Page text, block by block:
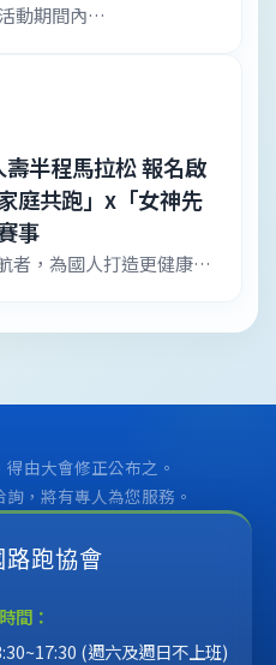
動期間內
FUN
面額）乙份。
半程馬拉松 報名啟
庭共跑」x「女神先
事
者，為國人打造更健康、
嶽名譽理事長等貴賓到
行等組別，更取得AIMS
事之一，邀請國人11月22
健康而跑。
由大會修正公布之。
，將有專人為您服務。
路跑協會
間：
(週六及週日不上班)